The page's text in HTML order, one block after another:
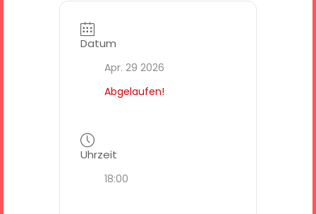
Datum
Apr. 29 2026
Abgelaufen!
Uhrzeit
18:00